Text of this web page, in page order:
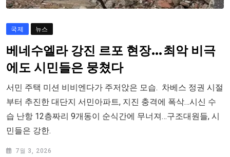
국제 뉴스
베네수엘라 강진 르포 현장…최악 비극
에도 시민들은 뭉쳤다
서민 주택 미션 비비엔다가 주저앉은 모습. 차베스 정권 시절
부터 추진한 대단지 서민아파트, 지진 충격에 폭삭…시신 수
습 난항 12층짜리 9개동이 순식간에 무너져…구조대원들, 시
민들은 강한.
7월 3, 2026